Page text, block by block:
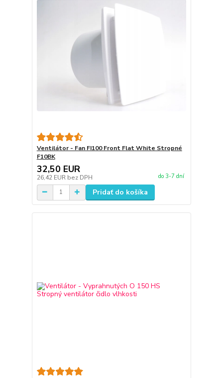
Ventilátor - Fan FI100 Front Flat White Stropné
F10BK
32,50 EUR
26,42 EUR bez DPH do 3-7 dní
Pridať do košíka